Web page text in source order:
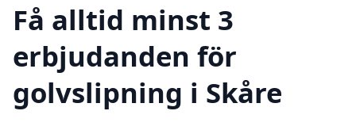
Få alltid minst 3
erbjudanden för
golvslipning i Skåre